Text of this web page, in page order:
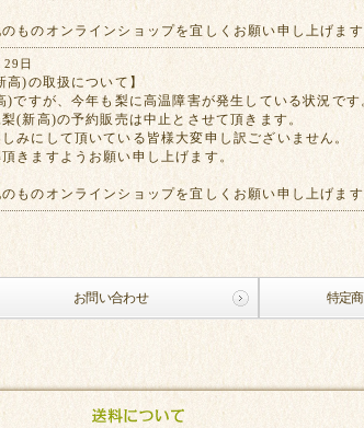
ものオンラインショップを宜しくお願い申し上げます
日
高)の取扱について】
)ですが、今年も梨に高温障害が発生している状況です
(新高)の予約販売は中止とさせて頂きます。
みにして頂いている皆様大変申し訳ございません。
きますようお願い申し上げます。
ものオンラインショップを宜しくお願い申し上げます
お問い合わせ 特定